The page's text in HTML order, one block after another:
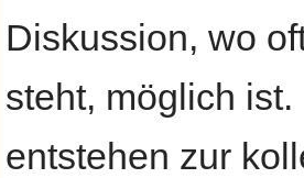
Diskussion, wo
steht, möglich
entstehen zur